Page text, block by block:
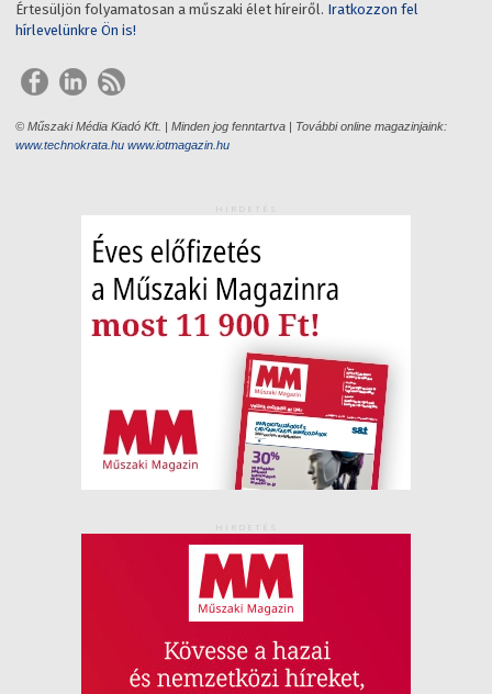
Értesüljön folyamatosan a műszaki élet híreiről. Iratkozzon fel
hírlevelünkre Ön is!
© Műszaki Média Kiadó Kft. | Minden jog fenntartva | További online magazinjaink:
www.technokrata.hu www.iotmagazin.hu
HIRDETÉS
HIRDETÉS